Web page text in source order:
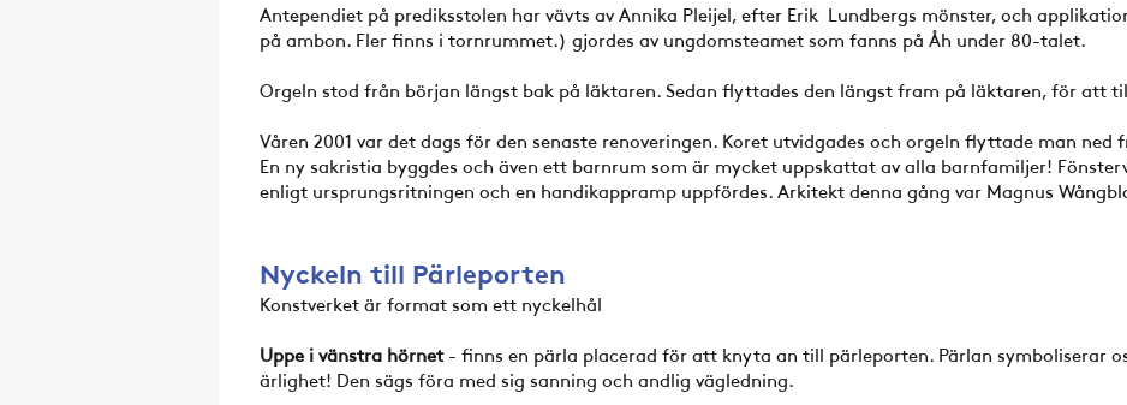
Antependiet på prediksstolen har vävts av Annika Pleijel, efter Erik Lundbergs mönster, och
på ambon. Fler finns i tornrummet.) gjordes av ungdomsteamet som fanns på Åh under 80-talet.
Orgeln stod från början längst bak på läktaren. Sedan flyttades den längst fram på läktaren, för att
Våren 2001 var det dags för den senaste renoveringen. Koret utvidgades och orgeln flyttade man
En ny sakristia byggdes och även ett barnrum som är mycket uppskattat av alla barnfamiljer!
enligt ursprungsritningen och en handikappramp uppfördes. Arkitekt denna gång var Magnus
Nyckeln till Pärleporten
Konstverket är format som ett nyckelhål
Uppe i vänstra hörnet- finns en pärla placerad för att knyta an till pärleporten. Pärlan symboliserar
ärlighet! Den sägs föra med sig sanning och andlig vägledning.